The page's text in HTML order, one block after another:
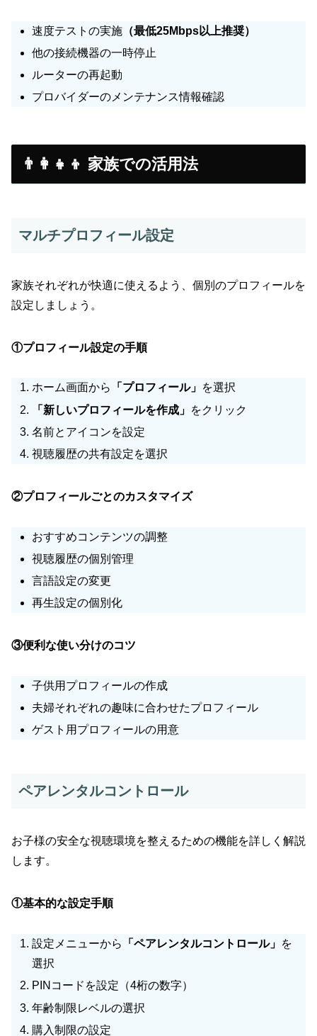
速度テストの実施 （最低25Mbps以上推奨）
他の接続機器の一時停止
ルーターの再起動
プロバイダーのメンテナンス情報確認
👨‍👩‍👧‍👦 家族での活用法
マルチプロフィール設定
家族それぞれが快適に使えるよう、個別のプロフィールを
設定しましょう。
①プロフィール設定の手順
ホーム画面から 「プロフィール」 を選択
「新しいプロフィールを作成」 をクリック
名前とアイコンを設定
視聴履歴の共有設定を選択
②プロフィールごとのカスタマイズ
おすすめコンテンツの調整
視聴履歴の個別管理
言語設定の変更
再生設定の個別化
③便利な使い分けのコツ
子供用プロフィールの作成
夫婦それぞれの趣味に合わせたプロフィール
ゲスト用プロフィールの用意
ペアレンタルコントロール
お子様の安全な視聴環境を整えるための機能を詳しく解説
します。
①基本的な設定手順
設定メニューから 「ペアレンタルコントロール」 を
選択
PINコードを設定（4桁の数字）
年齢制限レベルの選択
購入制限の設定